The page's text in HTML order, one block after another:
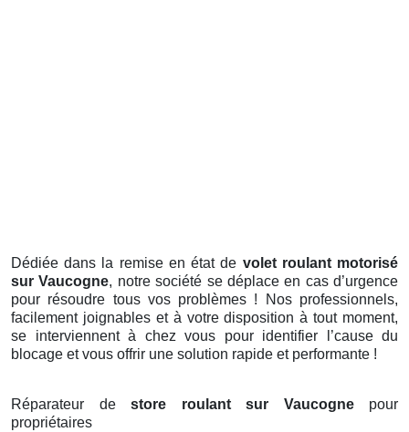
Dédiée dans la remise en état de volet roulant motorisé
sur Vaucogne, notre société se déplace en cas d’urgence
pour résoudre tous vos problèmes ! Nos professionnels,
facilement joignables et à votre disposition à tout moment,
se interviennent à chez vous pour identifier l’cause du
blocage et vous offrir une solution rapide et performante !
Réparateur de store roulant sur Vaucogne pour
propriétaires